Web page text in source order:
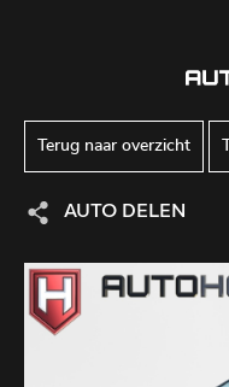
Terug naar overzicht
AUTO DELEN